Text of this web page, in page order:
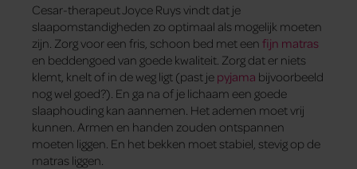
Cesar-therapeut Joyce Ruys vindt dat je
slaapomstandigheden zo optimaal als mogelijk moeten
zijn. Zorg voor een fris, schoon bed met een fijn matras
en beddengoed van goede kwaliteit. Zorg dat er niets
klemt, knelt of in de weg ligt (past je pyjama bijvoorbeeld
nog wel goed?). En ga na of je lichaam een goede
slaaphouding kan aannemen. Het ademen moet vrij
kunnen. Armen en handen zouden ontspannen
moeten liggen. En het bekken moet stabiel, stevig op de
matras liggen.